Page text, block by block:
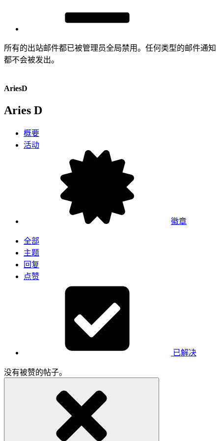
所有的出站邮件都已被管理员全局禁用。任何类型的邮件通知
都不会被发出。
AriesD
Aries D
概要
活动
徽章
全部
主题
回复
点赞
已解决
没有被赞的帖子。